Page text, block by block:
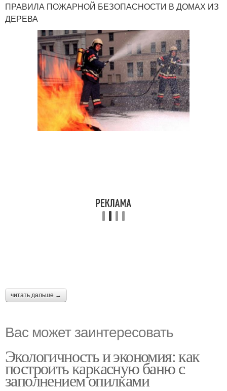
ПРАВИЛА ПОЖАРНОЙ БЕЗОПАСНОСТИ В ДОМАХ ИЗ
ДЕРЕВА
читать дальше →
Вас может заинтересовать
Экологичность и экономия: как
построить каркасную баню с
заполнением опилками